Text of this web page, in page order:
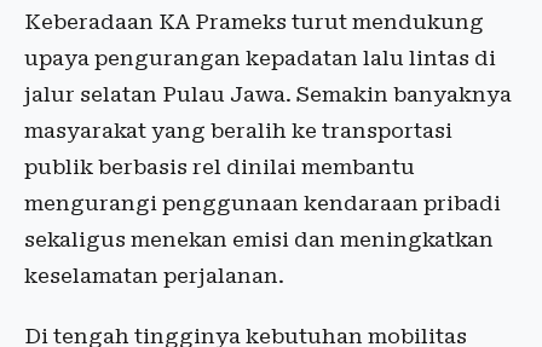
Keberadaan KA Prameks turut mendukung
upaya pengurangan kepadatan lalu lintas di
jalur selatan Pulau Jawa. Semakin banyaknya
masyarakat yang beralih ke transportasi
publik berbasis rel dinilai membantu
mengurangi penggunaan kendaraan pribadi
sekaligus menekan emisi dan meningkatkan
keselamatan perjalanan.
Di tengah tingginya kebutuhan mobilitas